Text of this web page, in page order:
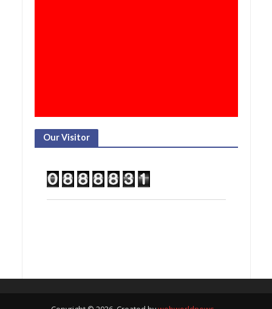
Our Visitor